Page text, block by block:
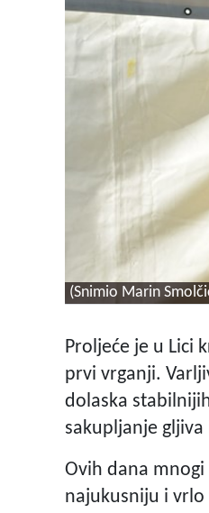
(Snimio Marin
Proljeće je u Lici
prvi vrganji.
dolaska
sakupljanje
Ovih dana
najukusniju i vrlo